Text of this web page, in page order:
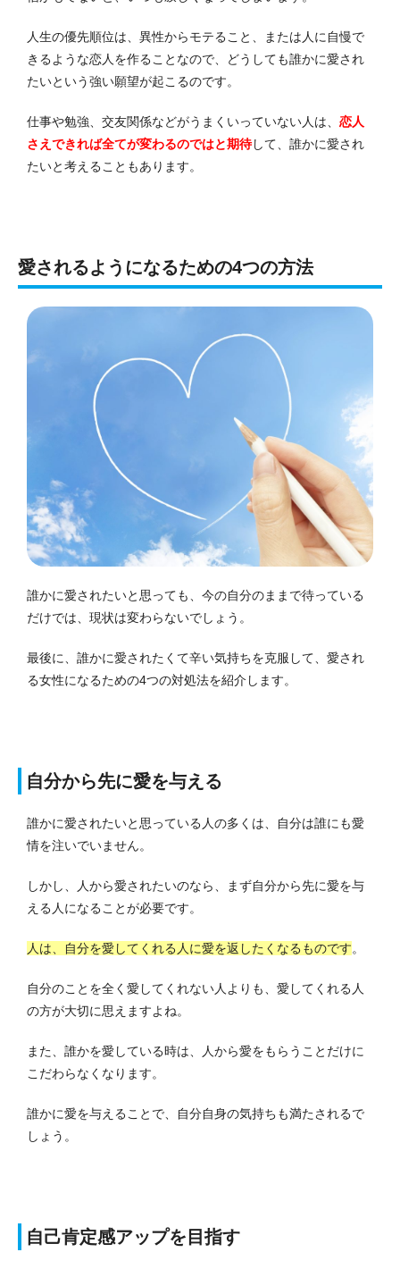
人生の優先順位は、異性からモテること、または人に自慢で
きるような恋人を作ることなので、どうしても誰かに愛され
たいという強い願望が起こるのです。
仕事や勉強、交友関係などがうまくいっていない人は、 恋人
さえできれば全てが変わるのではと期待して、誰かに愛され
たいと考えることもあります。
愛されるようになるための4つの方法
誰かに愛されたいと思っても、今の自分のままで待っている
だけでは、現状は変わらないでしょう。
最後に、誰かに愛されたくて辛い気持ちを克服して、愛され
る女性になるための4つの対処法を紹介します。
自分から先に愛を与える
誰かに愛されたいと思っている人の多くは、自分は誰にも愛
情を注いでいません。
しかし、人から愛されたいのなら、まず自分から先に愛を与
える人になることが必要です。
人は、自分を愛してくれる人に愛を返したくなるものです。
自分のことを全く愛してくれない人よりも、愛してくれる人
の方が大切に思えますよね。
また、誰かを愛している時は、人から愛をもらうことだけに
こだわらなくなります。
誰かに愛を与えることで、自分自身の気持ちも満たされるで
しょう。
自己肯定感アップを目指す